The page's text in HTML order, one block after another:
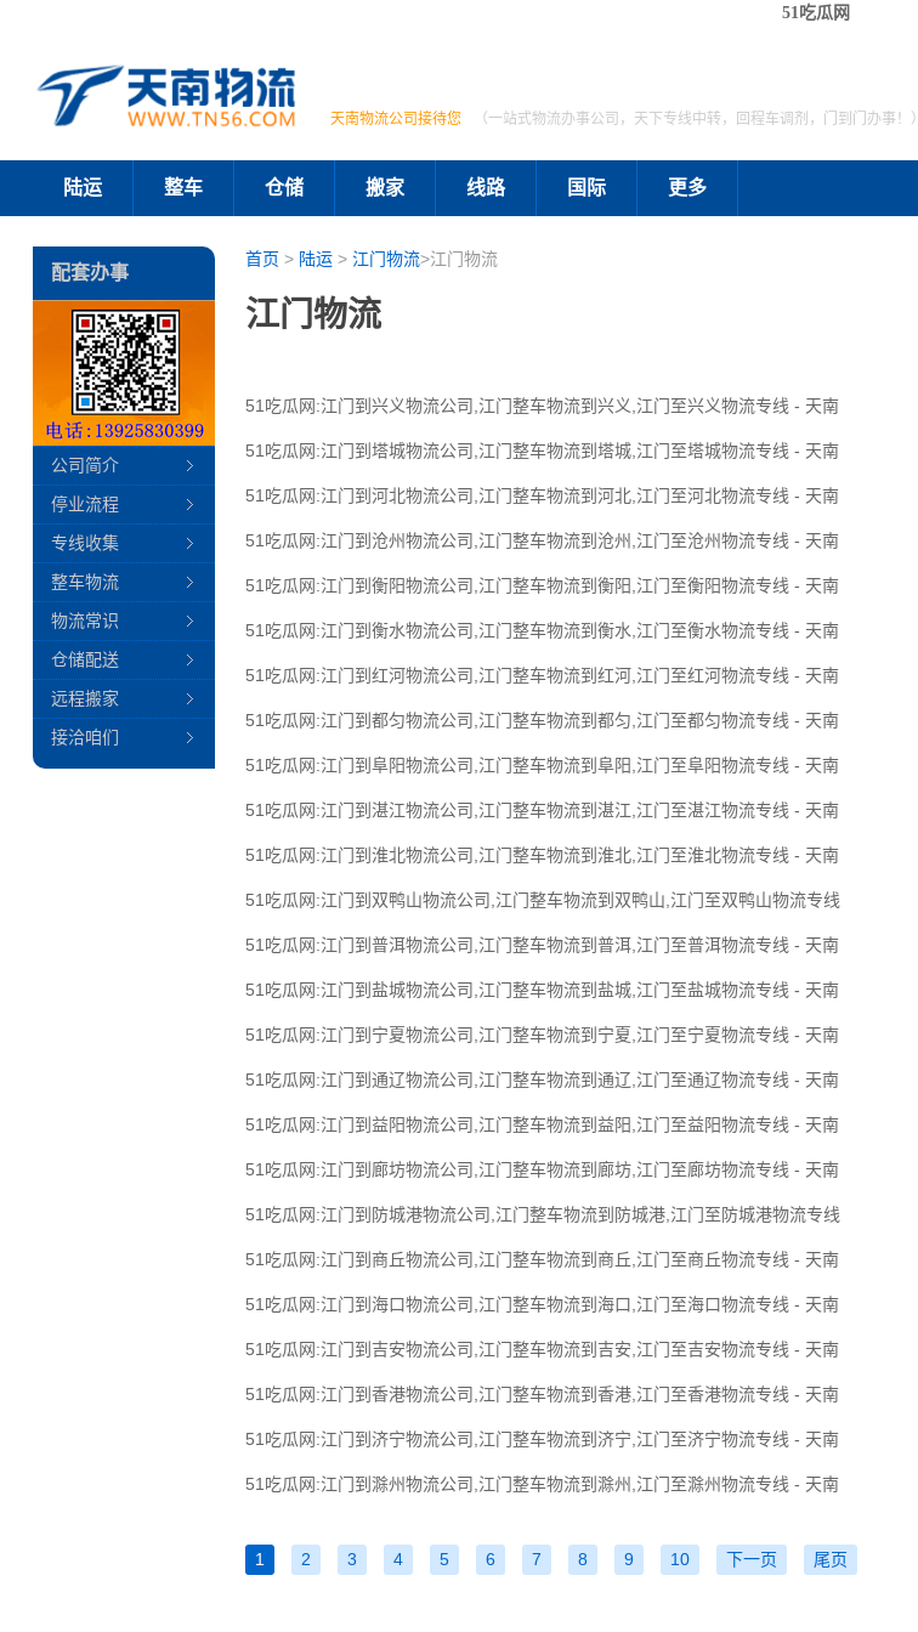
51吃瓜网
天南物流公司接待您 （一站式物流办事公司，天下专线中转，回程车调剂，门到门办事！）
陆运 整车 仓储 搬家 线路 国际 更多
首页 > 陆运> 江门物流>江门物流
江门物流
51吃瓜网:江门到兴义物流公司,江门整车物流到兴义,江门至兴义物流专线 - 天南
51吃瓜网:江门到塔城物流公司,江门整车物流到塔城,江门至塔城物流专线 - 天南
51吃瓜网:江门到河北物流公司,江门整车物流到河北,江门至河北物流专线 - 天南
51吃瓜网:江门到沧州物流公司,江门整车物流到沧州,江门至沧州物流专线 - 天南
51吃瓜网:江门到衡阳物流公司,江门整车物流到衡阳,江门至衡阳物流专线 - 天南
51吃瓜网:江门到衡水物流公司,江门整车物流到衡水,江门至衡水物流专线 - 天南
51吃瓜网:江门到红河物流公司,江门整车物流到红河,江门至红河物流专线 - 天南
51吃瓜网:江门到都匀物流公司,江门整车物流到都匀,江门至都匀物流专线 - 天南
51吃瓜网:江门到阜阳物流公司,江门整车物流到阜阳,江门至阜阳物流专线 - 天南
51吃瓜网:江门到湛江物流公司,江门整车物流到湛江,江门至湛江物流专线 - 天南
51吃瓜网:江门到淮北物流公司,江门整车物流到淮北,江门至淮北物流专线 - 天南
51吃瓜网:江门到双鸭山物流公司,江门整车物流到双鸭山,江门至双鸭山物流专线
51吃瓜网:江门到普洱物流公司,江门整车物流到普洱,江门至普洱物流专线 - 天南
51吃瓜网:江门到盐城物流公司,江门整车物流到盐城,江门至盐城物流专线 - 天南
51吃瓜网:江门到宁夏物流公司,江门整车物流到宁夏,江门至宁夏物流专线 - 天南
51吃瓜网:江门到通辽物流公司,江门整车物流到通辽,江门至通辽物流专线 - 天南
51吃瓜网:江门到益阳物流公司,江门整车物流到益阳,江门至益阳物流专线 - 天南
51吃瓜网:江门到廊坊物流公司,江门整车物流到廊坊,江门至廊坊物流专线 - 天南
51吃瓜网:江门到防城港物流公司,江门整车物流到防城港,江门至防城港物流专线
51吃瓜网:江门到商丘物流公司,江门整车物流到商丘,江门至商丘物流专线 - 天南
51吃瓜网:江门到海口物流公司,江门整车物流到海口,江门至海口物流专线 - 天南
51吃瓜网:江门到吉安物流公司,江门整车物流到吉安,江门至吉安物流专线 - 天南
51吃瓜网:江门到香港物流公司,江门整车物流到香港,江门至香港物流专线 - 天南
51吃瓜网:江门到济宁物流公司,江门整车物流到济宁,江门至济宁物流专线 - 天南
51吃瓜网:江门到滁州物流公司,江门整车物流到滁州,江门至滁州物流专线 - 天南
1 2 3 4 5 6 7 8 9 10 下一页 尾页
配套办事
公司简介
停业流程
专线收集
整车物流
物流常识
仓储配送
远程搬家
接洽咱们